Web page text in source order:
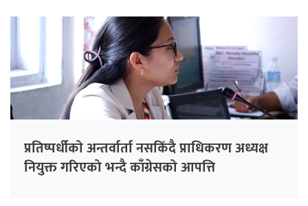
प्रतिष्पर्धीको अन्तर्वार्ता नसकिँदै प्राधिकरण अध्यक्ष
नियुक्त गरिएको भन्दै काँग्रेसको आपत्ति